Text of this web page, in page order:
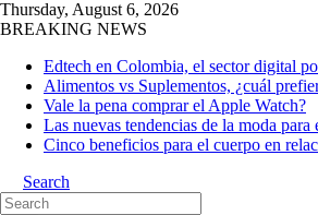
Thursday, August 6, 2026
BREAKING NEWS
Edtech en Colombia, el sector digital
Alimentos vs Suplementos, ¿cuál
Vale la pena comprar el Apple Watch?
Las nuevas tendencias de la moda para
Cinco beneficios para el cuerpo en
Search